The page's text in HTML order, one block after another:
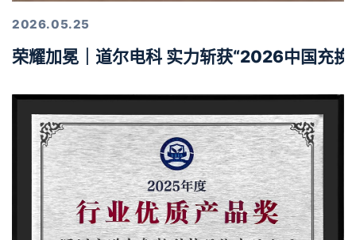
2026.05.25
荣耀加冕｜道尔电科 实力斩获“2026中国充换